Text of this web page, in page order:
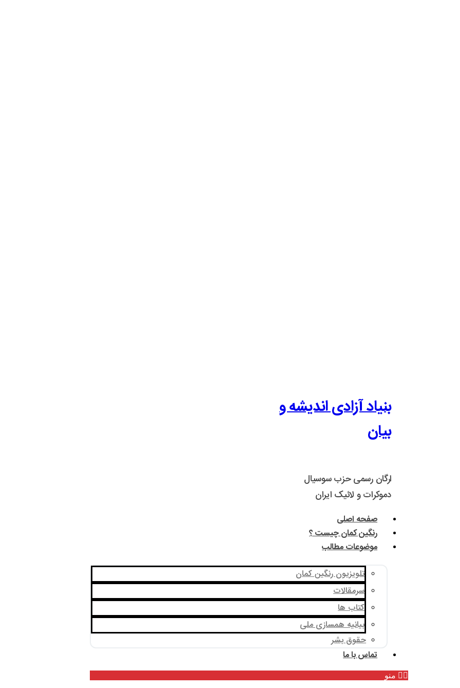
بنیاد آزادی اندیشه و
بیان
ارگان رسمی حزب سوسیال
دموکرات و لائیک ایران
صفحه اصلی
رنگین کمان چیست ؟
موضوعات مطالب
تلویزیون رنگین کمان
سرمقالات
کتاب ها
بیانیه همسازی ملی
حقوق بشر
تماس با ما
منو